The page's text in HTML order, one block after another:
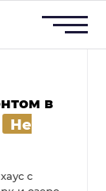
в
Не
с